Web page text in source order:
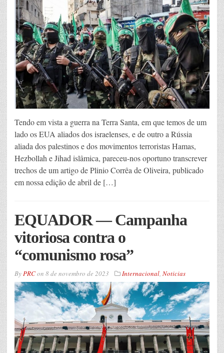
Tendo em vista a guerra na Terra Santa, em que temos de um
lado os EUA aliados dos israelenses, e de outro a Rússia
aliada dos palestinos e dos movimentos terroristas Hamas,
Hezbollah e Jihad islâmica, pareceu-nos oportuno transcrever
trechos de um artigo de Plinio Corrêa de Oliveira, publicado
em nossa edição de abril de […]
EQUADOR — Campanha
vitoriosa contra o
“comunismo rosa”
ByPRCon 8 de novembro de 2023 Internacional, Noticias